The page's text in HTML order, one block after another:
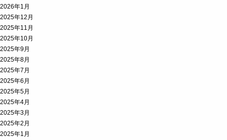
2026年1月
2025年12月
2025年11月
2025年10月
2025年9月
2025年8月
2025年7月
2025年6月
2025年5月
2025年4月
2025年3月
2025年2月
2025年1月